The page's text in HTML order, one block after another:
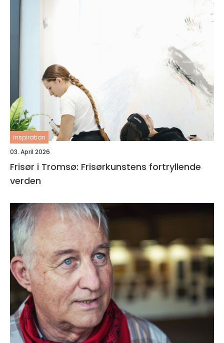
inspiration
03. April 2026
Frisør i Tromsø: Frisørkunstens fortryllende
verden